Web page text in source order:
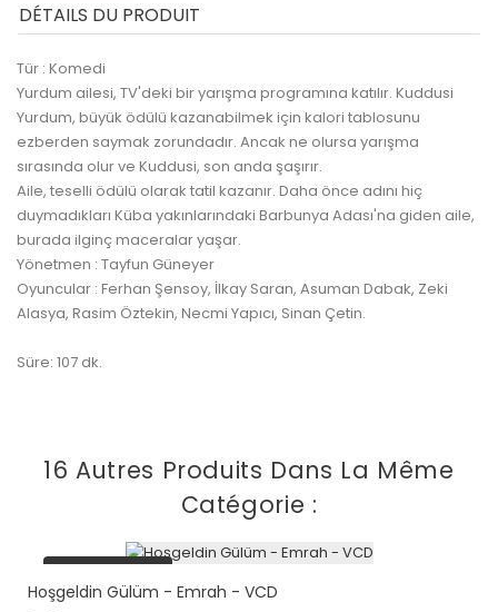
DÉTAILS DU PRODUIT
Tür : Komedi
Yurdum ailesi, TV'deki bir yarışma programına katılır. Kuddusi
Yurdum, büyük ödülü kazanabilmek için kalori tablosunu
ezberden saymak zorundadır. Ancak ne olursa yarışma
sırasında olur ve Kuddusi, son anda şaşırır.
Aile, teselli ödülü olarak tatil kazanır. Daha önce adını hiç
duymadıkları Küba yakınlarındaki Barbunya Adası'na giden aile,
burada ilginç maceralar yaşar.
Yönetmen : Tayfun Güneyer
Oyuncular : Ferhan Şensoy, İlkay Saran, Asuman Dabak, Zeki
Alasya, Rasim Öztekin, Necmi Yapıcı, Sinan Çetin.
Süre: 107 dk.
16 Autres Produits Dans La Même
Catégorie :
plus en stock
Hoşgeldin Gülüm - Emrah - VCD